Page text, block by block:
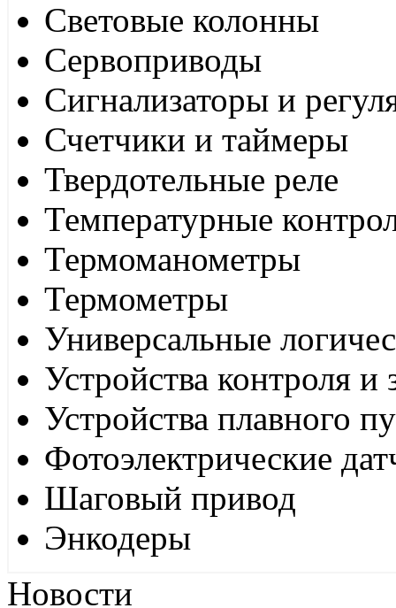
Световые колонны
Сервоприводы
Сигнализаторы и
Счетчики и таймеры
Твердотельные реле
Температурные
Термоманометры
Термометры
Универсальные
Устройства контроля
Устройства плавного
Фотоэлектрические
Шаговый привод
Энкодеры
Новости